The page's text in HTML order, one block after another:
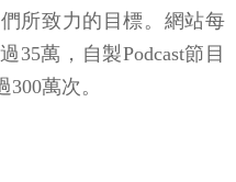
所致力的目標。網站每
35萬，自製Podcast節目
萬次。